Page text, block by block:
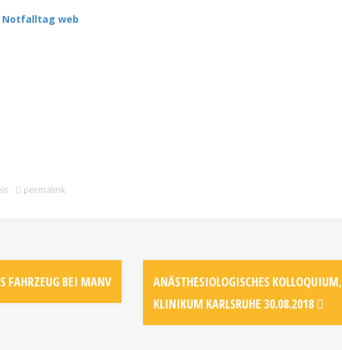
Notfalltag web
permalink
FAHRZEUG BEI MANV
ANÄSTHESIOLOGISCHES KOLLOQUIUM,
KLINIKUM KARLSRUHE 30.08.2018